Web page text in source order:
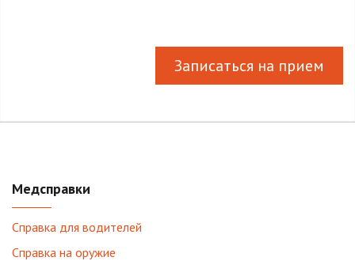
Записаться на прием
Медсправки
Справка для водителей
Справка на оружие